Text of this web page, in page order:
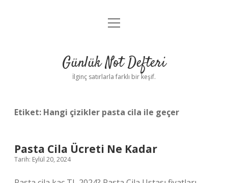
Anasayfa
Yasal Uyarı
menüyü
Günlük Not Defteri
İlginç satırlarla farklı bir keşif.
Etiket: Hangi çizikler pasta cila ile geçer
Pasta Cila Ücreti Ne Kadar
Tarih: Eylül 20, 2024